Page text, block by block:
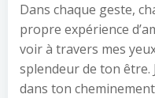
Dans chaque geste,
propre expérience
voir à travers mes
splendeur de ton être.
dans ton